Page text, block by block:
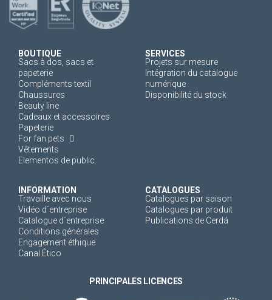
BOUTIQUE
Sacs à dos, sacs et
papeterie
Compléments textil
Chaussures
Beauty line
Cadeaux et accessoires
Papeterie
For fan pets
Vêtements
Elementos de public.
SERVICES
Projets sur mesure
Intégration du catalogue
numérique
Disponibilité du stock
INFORMATION
Travaille avec nous
Vidéo d´entreprise
Catalogue d´entreprise
Conditions générales
Engagement éthique
Canal Ético
CATALOGUES
Catalogues par saison
Catalogues par produit
Publications de Cerdá
PRINCIPALES LICENCES